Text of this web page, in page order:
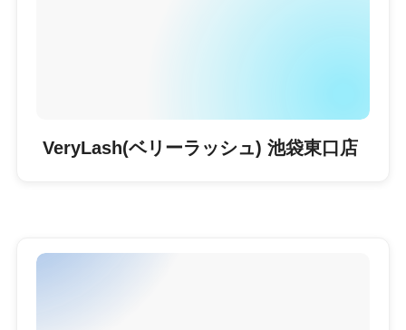
VeryLash(ベリーラッシュ) 池袋東口店